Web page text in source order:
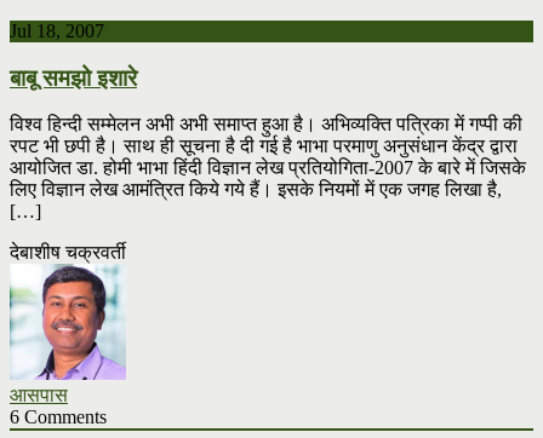
Jul 18, 2007
बाबू समझो इशारे
विश्व हिन्दी सम्मेलन अभी अभी समाप्त हुआ है। अभिव्यक्ति पत्रिका में गप्पी की
रपट भी छपी है। साथ ही सूचना है दी गई है भाभा परमाणु अनुसंधान केंद्र द्वारा
आयोजित डा. होमी भाभा हिंदी विज्ञान लेख प्रतियोगिता-2007 के बारे में जिसके
लिए विज्ञान लेख आमंत्रित किये गये हैं। इसके नियमों में एक जगह लिखा है,
[…]
देबाशीष चक्रवर्ती
आसपास
6 Comments